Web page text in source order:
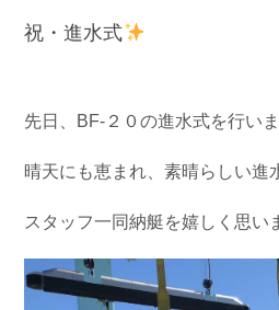
ボート免許
長年の実績と信頼！
お問い合わせ
Contact us
採用情報
祝・進水式
先日、BF-２０の進水式を行い
晴天にも恵まれ、素晴らしい進
スタッフ一同納艇を嬉しく思い